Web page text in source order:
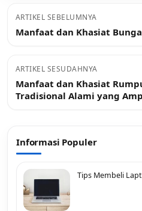
ARTIKEL SEBELUMNYA
Manfaat dan Khasiat
ARTIKEL SESUDAHNYA
Manfaat dan Khasiat
Tradisional Alami yang
Informasi Populer
Tips Membeli